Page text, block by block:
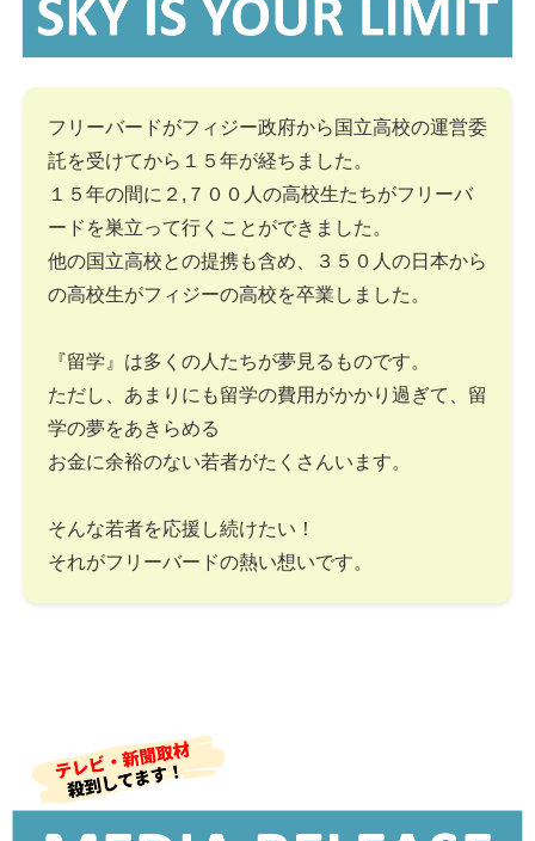
フリーバードがフィジー政府から国立高校の運営委
託を受けてから１５年が経ちました。
１５年の間に２,７００人の高校生たちがフリーバ
ードを巣立って行くことができました。
他の国立高校との提携も含め、３５０人の日本から
の高校生がフィジーの高校を卒業しました。
『留学』は多くの人たちが夢見るものです。
ただし、あまりにも留学の費用がかかり過ぎて、留
学の夢をあきらめる
お金に余裕のない若者がたくさんいます。
そんな若者を応援し続けたい！
それがフリーバードの熱い想いです。